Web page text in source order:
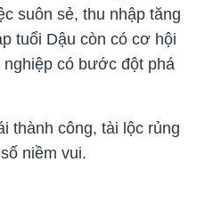
suôn sẻ, thu nhập tăng
tuổi Dậu còn có cơ hội
có bước đột phá
thành công, tài lộc rủng
niềm vui.